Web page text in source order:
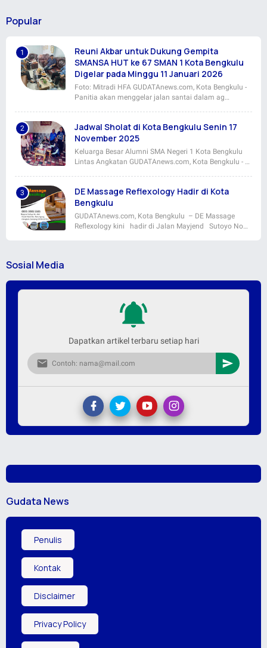
Popular
Reuni Akbar untuk Dukung Gempita
SMANSA HUT ke 67 SMAN 1 Kota Bengkulu
Digelar pada Minggu 11 Januari 2026
Foto: Mitradi HFA GUDATAnews.com, Kota Bengkulu -
Panitia akan menggelar jalan santai dalam ag…
Jadwal Sholat di Kota Bengkulu Senin 17
November 2025
Keluarga Besar Alumni SMA Negeri 1 Kota Bengkulu
Lintas Angkatan GUDATAnews.com, Kota Bengkulu - …
DE Massage Reflexology Hadir di Kota
Bengkulu
GUDATAnews.com, Kota Bengkulu – DE Massage
Reflexology kini hadir di Jalan Mayjend Sutoyo No…
Sosial Media
Dapatkan artikel terbaru setiap hari
Gudata News
Penulis
Kontak
Disclaimer
Privacy Policy